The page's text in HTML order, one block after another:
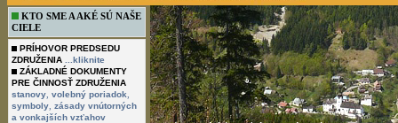
KTO SME A AKÉ SÚ NAŠE
CIELE
PRÍHOVOR PREDSEDU
ZDRUŽENIA
...kliknite
ZÁKLADNÉ DOKUMENTY
PRE ČINNOSŤ ZDRUŽENIA
stanovy volebný poriadok
symboly zásady vnútorných
a vonkajších vzťahov